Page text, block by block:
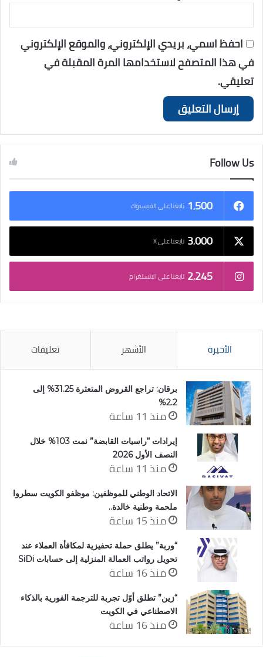
احفظ اسمي، بريدي الإلكتروني، والموقع الإلكتروني
في هذا المتصفح لاستخدامها المرة المقبلة في
تعليقي.
Follow Us
1٬500 تابعنا على الفيسبوك
3٬000 تابعنا على X
2٬245 تابعنا على الانستغرام
الأخيرة الأشهر تعليقات
برقان: تراجع القروض المتعثرة 31.25% إلى
2.2%
منذ 11 ساعة
إيرادات “راسيات القابضة” نمت 103% خلال
النصف الأول 2026
منذ 11 ساعة
الاتحاد الوطني للموظفين: موظفو الكويت سطروا
ملحمة وطنية خالدة..
منذ 15 ساعة
“وربة” يطلق حملة تحفيزية لمكافأة العملاء عند
تحويل رواتب العمالة المنزلية إلى حسابات SiDi
منذ 16 ساعة
“زين” تطلق أوّل تجربة للترجمة الفورية بالذكاء
الاصطناعي في الكويت
منذ 16 ساعة